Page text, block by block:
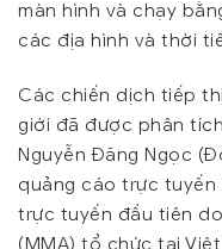
màn hình và chạy
các địa hình và thời
Các chiến dịch tiếp
giới đã được phân
Nguyễn Đăng Ngọc
quảng cáo trực
trực tuyến đầu tiên
(MMA) tổ chức tại